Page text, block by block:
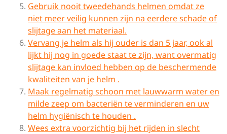
Gebruik nooit tweedehands helmen omdat ze
niet meer veilig kunnen zijn na eerdere schade of
slijtage aan het materiaal.
Vervang je helm als hij ouder is dan 5 jaar, ook al
lijkt hij nog in goede staat te zijn, want overmatig
slijtage kan invloed hebben op de beschermende
kwaliteiten van je helm .
Maak regelmatig schoon met lauwwarm water en
milde zeep om bacteriën te verminderen en uw
helm hygiënisch te houden .
Wees extra voorzichtig bij het rijden in slecht